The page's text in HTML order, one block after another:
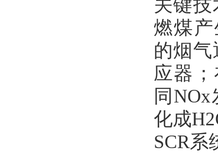
关键
燃煤
的烟
应器
同
化成
SCR系